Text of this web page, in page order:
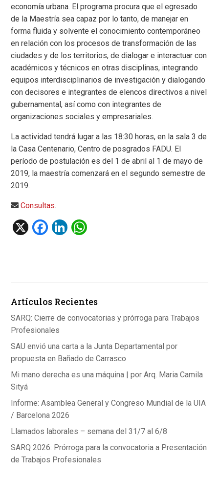
economía urbana. El programa procura que el egresado
de la Maestría sea capaz por lo tanto, de manejar en
forma fluida y solvente el conocimiento contemporáneo
en relación con los procesos de transformación de las
ciudades y de los territorios, de dialogar e interactuar con
académicos y técnicos en otras disciplinas, integrando
equipos interdisciplinarios de investigación y dialogando
con decisores e integrantes de elencos directivos a nivel
gubernamental, así como con integrantes de
organizaciones sociales y empresariales.
La actividad tendrá lugar a las 18:30 horas, en la sala 3 de
la Casa Centenario, Centro de posgrados FADU. El
período de postulación es del 1 de abril al 1 de mayo de
2019, la maestría comenzará en el segundo semestre de
2019.
Consultas.
X
F
o
k
Li
p
p
Artículos Recientes
SARQ: Cierre de convocatorias y prórroga para Trabajos
Profesionales
SAU envió una carta a la Junta Departamental por
propuesta en Bañado de Carrasco
Mi mano derecha es una máquina | por Arq. Maria Camila
Sityá
Informe: Asamblea General y Congreso Mundial de la UIA
/ Barcelona 2026
Llamados laborales – semana del 31/7 al 6/8
SARQ 2026: Prórroga para la convocatoria a Presentación
de Trabajos Profesionales